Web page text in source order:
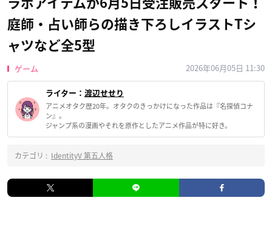
ラボアイテムが6月5日受注販売スタート！
庭師・占い師らの描き下ろしイラストTシ
ャツなど全5型
ゲーム 2026年06月05日 11:30
ライター： 渡辺せせり
アニメオタク歴20年。オタクのきっかけになった作品は『名探偵コナ
ン』。
ジャンプ系の漫画やそれを原作としたアニメ作品が特に好き。
カテゴリ : IdentityV 第五人格